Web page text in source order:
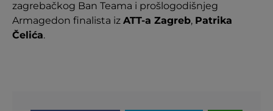
zagrebačkog Ban Teama i prošlogodišnjeg
Armagedon finalista iz ATT-a Zagreb, Patrika
Čelića.